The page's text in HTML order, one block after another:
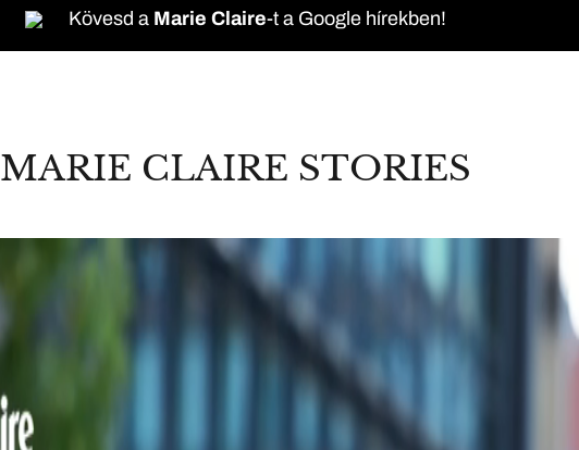
Kövesd a Marie Claire-t a Google hírekben!
MARIE CLAIRE STORIES